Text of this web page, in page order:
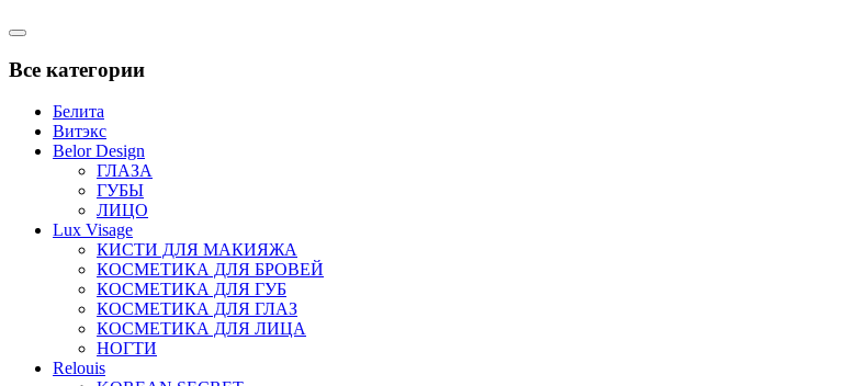
Catalog
Все категории
Белита
Витэкс
Belor Design
ГЛАЗА
ГУБЫ
ЛИЦО
Lux Visage
КИСТИ ДЛЯ МАКИЯЖА
КОСМЕТИКА ДЛЯ БРОВЕЙ
КОСМЕТИКА ДЛЯ ГУБ
КОСМЕТИКА ДЛЯ ГЛАЗ
КОСМЕТИКА ДЛЯ ЛИЦА
НОГТИ
Relouis